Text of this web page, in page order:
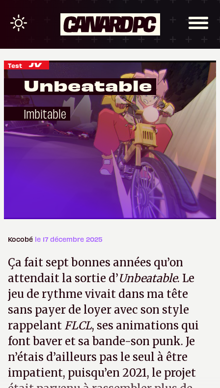
Test
Unbeatable
Imbitable
Kocobé le 17 décembre 2025
Ça fait sept bonnes années qu’on
attendait la sortie d’Unbeatable. Le
jeu de rythme vivait dans ma tête
sans payer de loyer avec son style
rappelant FLCL, ses animations qui
font baver et sa bande-son punk. Je
n’étais d’ailleurs pas le seul à être
impatient, puisqu’en 2021, le projet